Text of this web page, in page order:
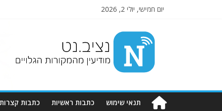
יום חמישי, יולי 2, 2026
Nziv.net
מודיעין
מהמקורות
תנאי שימוש כתבות ראשיות כתבות קצרות